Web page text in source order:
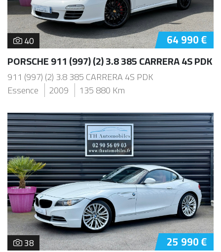
40 64 990 €
PORSCHE 911 (997) (2) 3.8 385 CARRERA 4S PDK
911 (997) (2) 3.8 385 CARRERA 4S PDK
Essence
2009 135 880 Km
38 25 990 €